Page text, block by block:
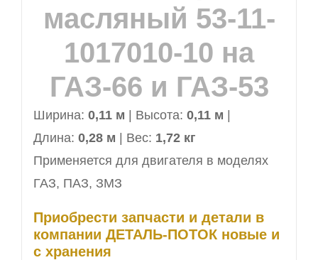
ГАЗ-53
масляный 53-11-
1017010-10 на
ГАЗ-66 и ГАЗ-53
Ширина: 0,11 м | Высота: 0,11 м |
Длина: 0,28 м | Вес: 1,72 кг
Применяется для двигателя в моделях
ГАЗ, ПАЗ, ЗМЗ
Приобрести запчасти и детали в
компании ДЕТАЛЬ-ПОТОК новые и
с хранения